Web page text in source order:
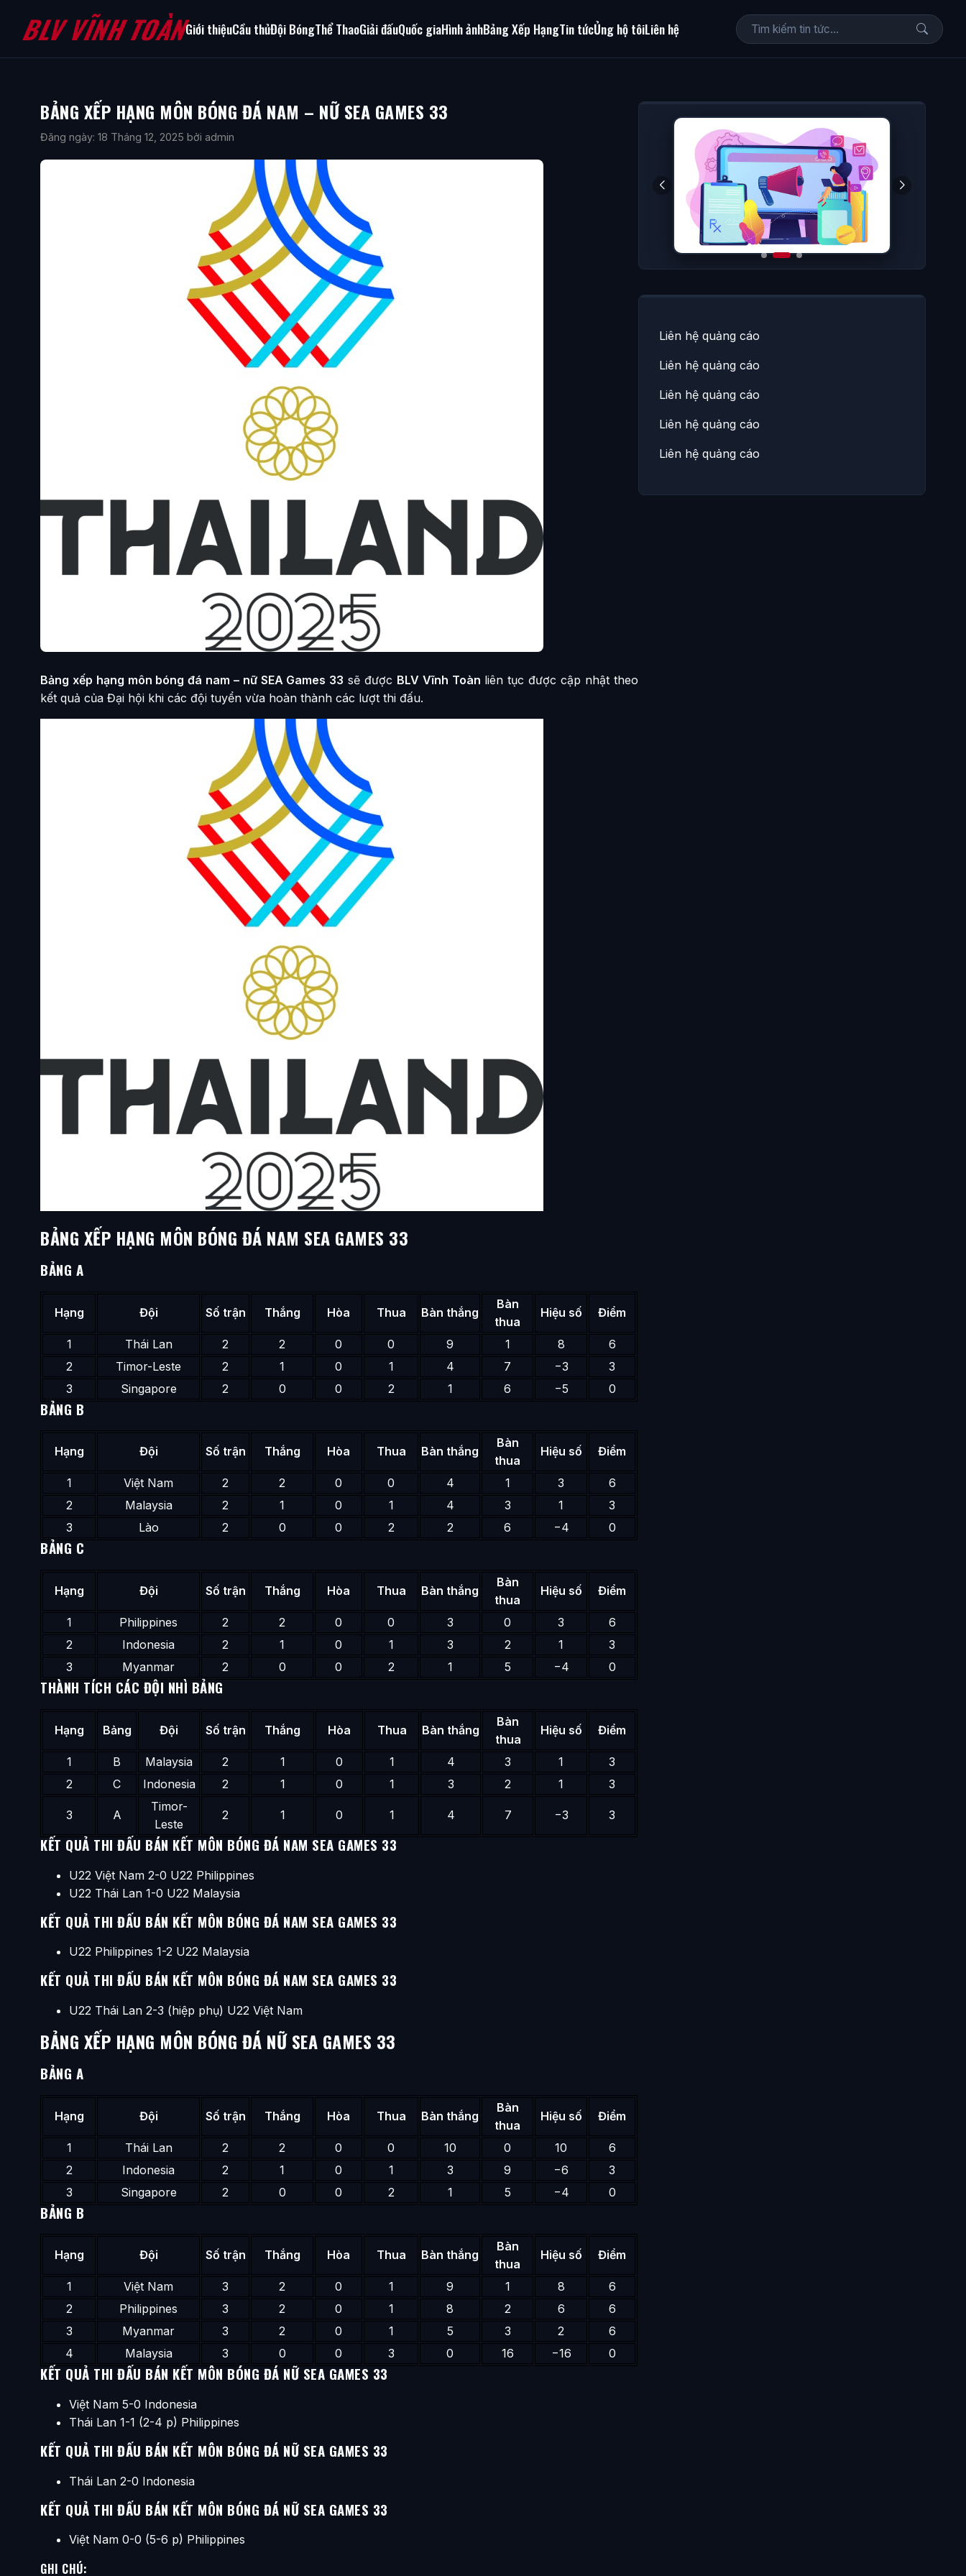
BLV VĨNH TOÀNGiới thiệuCầu thủĐội BóngThể ThaoGiải đấuQuốc giaHình ảnhBảng Xếp HạngTin tứcỦng hộ tôiLiên hệ
BẢNG XẾP HẠNG MÔN BÓNG ĐÁ NAM – NỮ SEA GAMES 33
Đăng ngày: 18 Tháng 12, 2025 bởi admin
Bảng xếp hạng môn bóng đá nam – nữ SEA Games 33 sẽ được BLV Vĩnh Toàn liên tục được cập nhật theo
kết quả của Đại hội khi các đội tuyển vừa hoàn thành các lượt thi đấu.
BẢNG XẾP HẠNG MÔN BÓNG ĐÁ NAM SEA GAMES 33
BẢNG A
Hạng Đội Số trận Thắng Hòa Thua Bàn thắng
Bàn
thua
Hiệu số Điểm
1 Thái Lan 2 2 0 0 9 1 8
6
2
Timor-Leste 2 1 0 1 4 7 −3
3
3
Singapore 2 0 0 2 1 6 −5 0
BẢNG B
Hạng Đội Số trận Thắng Hòa Thua Bàn thắng
Bàn
thua
Hiệu số Điểm
1 Việt Nam 2 2 0 0 4 1 3
6
2
Malaysia 2 1 0 1 4 3 1
3
3
Lào 2 0 0 2 2 6 −4 0
BẢNG C
Hạng Đội Số trận Thắng Hòa Thua Bàn thắng
Bàn
thua
Hiệu số Điểm
1 Philippines 2 2 0 0 3 0 3
6
2
Indonesia 2 1 0 1 3 2 1
3
3
Myanmar 2 0 0 2 1 5 −4 0
THÀNH TÍCH CÁC ĐỘI NHÌ BẢNG
Hạng Bảng Đội Số trận Thắng Hòa Thua Bàn thắng
Bàn
thua
Hiệu số Điểm
1 B Malaysia 2 1 0 1 4 3 1
3
2
C Indonesia 2 1 0 1 3 2 1 3
3 A
Timor-
Leste
2 1 0 1 4 7 −3 3
KẾT QUẢ THI ĐẤU BÁN KẾT MÔN BÓNG ĐÁ NAM SEA GAMES 33
U22 Việt Nam 2-0 U22 Philippines
U22 Thái Lan 1-0 U22 Malaysia
KẾT QUẢ THI ĐẤU BÁN KẾT MÔN BÓNG ĐÁ NAM SEA GAMES 33
U22 Philippines 1-2 U22 Malaysia
KẾT QUẢ THI ĐẤU BÁN KẾT MÔN BÓNG ĐÁ NAM SEA GAMES 33
U22 Thái Lan 2-3 (hiệp phụ) U22 Việt Nam
BẢNG XẾP HẠNG MÔN BÓNG ĐÁ NỮ SEA GAMES 33
BẢNG A
Hạng Đội Số trận Thắng Hòa Thua Bàn thắng
Bàn
thua
Hiệu số Điểm
1 Thái Lan 2 2 0 0 10 0 10
6
2
Indonesia 2 1 0 1 3 9 −6
3
3
Singapore 2 0 0 2 1 5 −4 0
BẢNG B
Hạng Đội Số trận Thắng Hòa Thua Bàn thắng
Bàn
thua
Hiệu số Điểm
1 Việt Nam 3 2 0 1 9 1 8
6
2
Philippines 3 2 0 1 8 2 6
6
3
Myanmar 3 2 0 1 5 3 2
6
4
Malaysia 3 0 0 3 0 16 −16 0
KẾT QUẢ THI ĐẤU BÁN KẾT MÔN BÓNG ĐÁ NỮ SEA GAMES 33
Việt Nam 5-0 Indonesia
Thái Lan 1-1 (2-4 p) Philippines
KẾT QUẢ THI ĐẤU BÁN KẾT MÔN BÓNG ĐÁ NỮ SEA GAMES 33
Thái Lan 2-0 Indonesia
KẾT QUẢ THI ĐẤU BÁN KẾT MÔN BÓNG ĐÁ NỮ SEA GAMES 33
Việt Nam 0-0 (5-6 p) Philippines
GHI CHÚ:
Liên hệ quảng cáo
Liên hệ quảng cáo
Liên hệ quảng cáo
Liên hệ quảng cáo
Liên hệ quảng cáo